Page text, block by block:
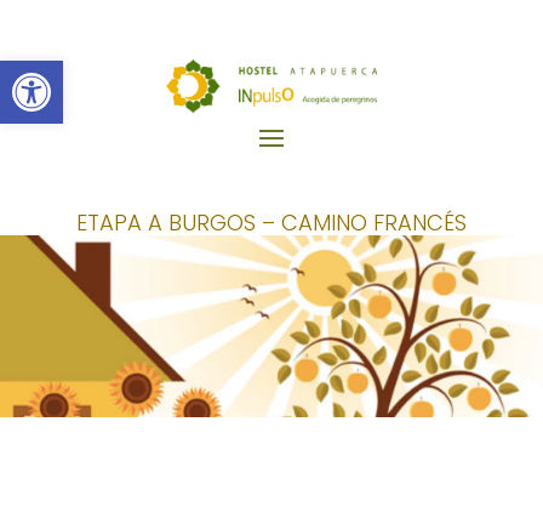
Abrir barra de herramientas
ETAPA A BURGOS – CAMINO FRANCÉS